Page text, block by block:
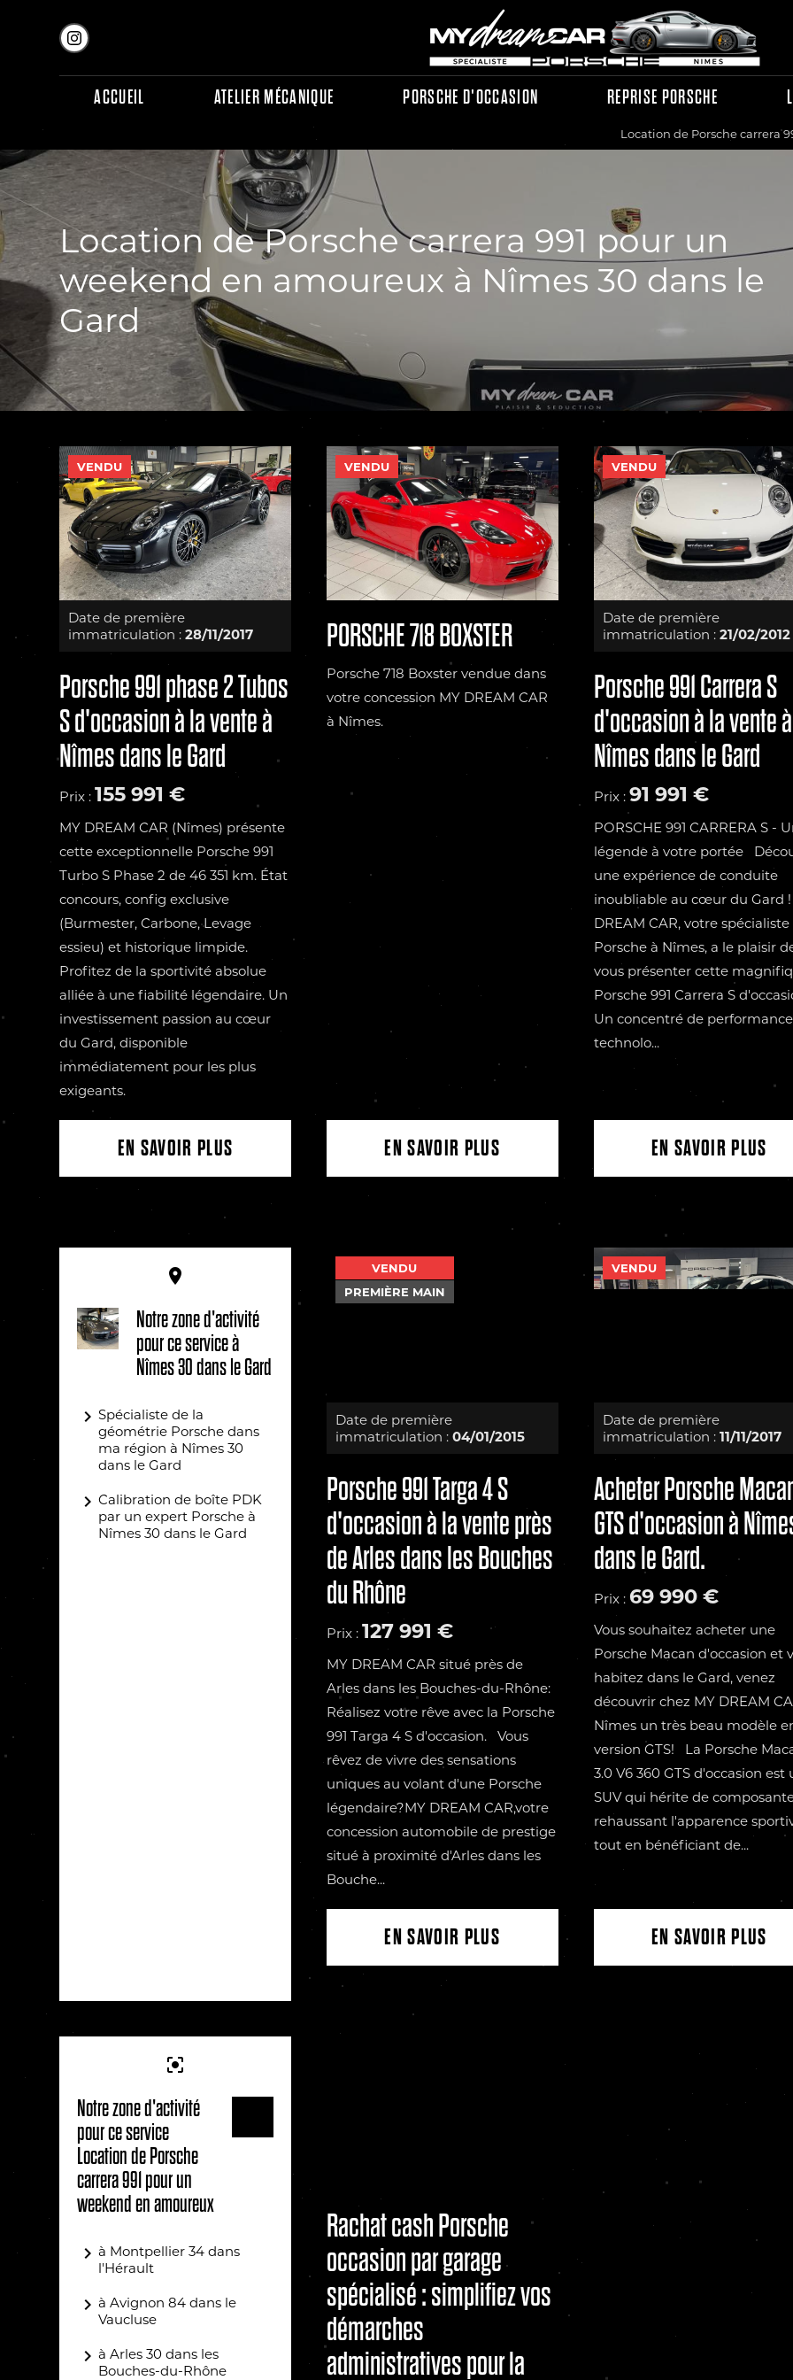
ACCUEIL ATELIER MÉCANIQUE PORSCHE D'OCCASION REPRISE PORSCHE
Location de Porsche carrera
Location de Porsche carrera 991 pour un
weekend en amoureux à Nîmes 30 dans le
Gard
VENDU
Date de première
immatriculation : 28/11/2017
Porsche 991 phase 2 Tubos
S d'occasion à la vente à
Nîmes dans le Gard
Prix : 155 991 €
MY DREAM CAR (Nîmes) présente
cette exceptionnelle Porsche 991
Turbo S Phase 2 de 46 351 km. État
concours, config exclusive
(Burmester, Carbone, Levage
essieu) et historique limpide.
Profitez de la sportivité absolue
alliée à une fiabilité légendaire. Un
investissement passion au cœur
du Gard, disponible
immédiatement pour les plus
exigeants.
EN SAVOIR PLUS
VENDU
PORSCHE 718 BOXSTER
Porsche 718 Boxster vendue dans
votre concession MY DREAM CAR
à Nîmes.
EN SAVOIR PLUS
VENDU
Date de première
immatriculation : 21/02/2012
Porsche 991 Carrera S
d'occasion à la vente à
Nîmes dans le Gard
Prix : 91 991 €
PORSCHE 991 CARRERA S -
légende à votre portée
une expérience de conduite
inoubliable au cœur du Gard
DREAM CAR, votre spécialiste
Porsche à Nîmes, a le plaisir
vous présenter cette
Porsche 991 Carrera S
Un concentré de
technolo...
EN SAVOIR PLUS
place
Notre zone d'activité
pour ce service à
Nîmes 30 dans le Gard
navigate_nextSpécialiste de la
géométrie Porsche dans
ma région à Nîmes 30
dans le Gard
navigate_nextCalibration de boîte PDK
par un expert Porsche à
Nîmes 30 dans le Gard
VENDU
PREMIÈRE MAIN
Date de première
immatriculation : 04/01/2015
Porsche 991 Targa 4 S
d'occasion à la vente près
de Arles dans les Bouches
du Rhône
Prix : 127 991 €
MY DREAM CAR situé près de
Arles dans les Bouches-du-Rhône:
Réalisez votre rêve avec la Porsche
991 Targa 4 S d'occasion. Vous
rêvez de vivre des sensations
uniques au volant d'une Porsche
légendaire?MY DREAM CAR,votre
concession automobile de prestige
situé à proximité d'Arles dans les
Bouche...
EN SAVOIR PLUS
VENDU
Date de première
immatriculation : 11/11/2017
Acheter Porsche
GTS d'occasion à
dans le Gard.
Prix : 69 990 €
Vous souhaitez acheter une
Porsche Macan d'occasion et
habitez dans le Gard, venez
découvrir chez MY DREAM
Nîmes un très beau modèle
version GTS! La Porsche
3.0 V6 360 GTS d'occasion est
SUV qui hérite de
rehaussant l'apparence
tout en bénéficiant de...
EN SAVOIR PLUS
center_focus_strong
Notre zone d'activité
pour ce service
Location de Porsche
carrera 991 pour un
weekend en amoureux
navigate_nextà Montpellier 34 dans
l'Hérault
navigate_nextà Avignon 84 dans le
Vaucluse
navigate_nextà Arles 30 dans les
Bouches-du-Rhône
Rachat cash Porsche
occasion par garage
spécialisé : simplifiez vos
démarches
administratives pour la